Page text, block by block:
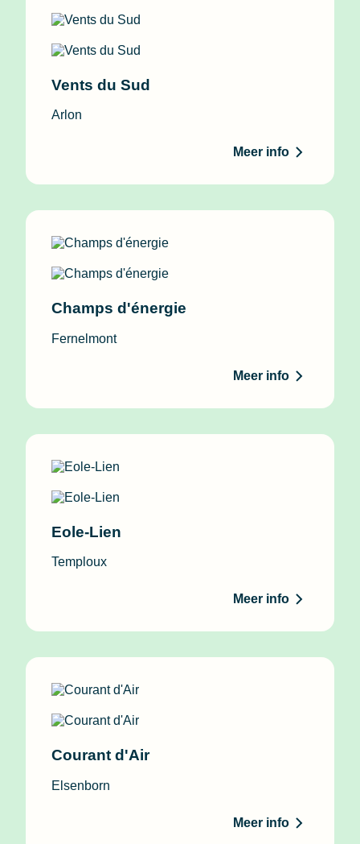
Vents du Sud
Arlon
Meer info
Champs d'énergie
Fernelmont
Meer info
Eole-Lien
Temploux
Meer info
Courant d'Air
Elsenborn
Meer info